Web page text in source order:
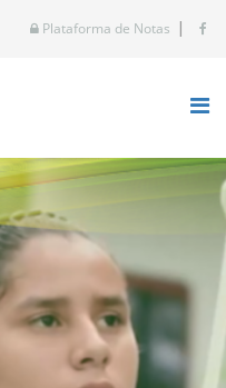
Plataforma de Notas |